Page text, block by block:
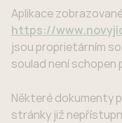
Aplikace
https://
jsou proprietárním
soulad není
Některé dokumenty
stránky již